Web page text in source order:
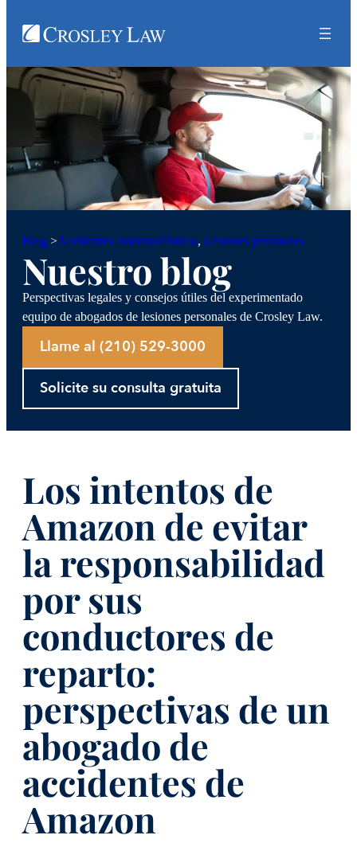
Blog >Accidentes automovilísticos, Lesiones personales
Nuestro blog
Perspectivas legales y consejos útiles del experimentado
equipo de abogados de lesiones personales de Crosley Law.
Llame al (210) 529-3000
Solicite su consulta gratuita
Los intentos de
Amazon de evitar
la responsabilidad
por sus
conductores de
reparto:
perspectivas de un
abogado de
accidentes de
Amazon